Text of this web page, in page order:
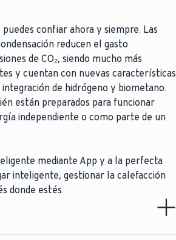
confiar ahora y siempre. Las
reducen el gasto
de CO₂, siendo mucho más
y cuentan con nuevas características
de hidrógeno y biometano.
están preparados para funcionar
independiente o como parte de un
mediante App y a la perfecta
inteligente, gestionar la calefacción
donde estés.